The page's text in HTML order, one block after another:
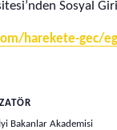
Sosyal
harekete-gec/
Bakanlar Akademisi